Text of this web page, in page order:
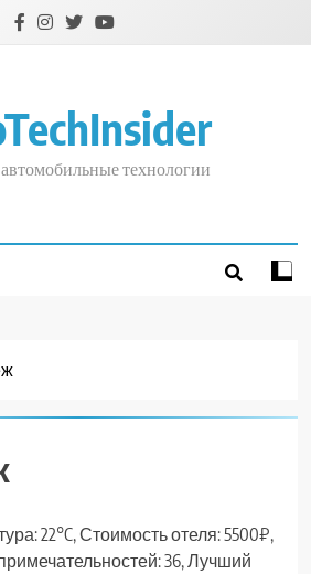
технологии
22°C, Стоимость отеля: 5500₽,
36, Лучший